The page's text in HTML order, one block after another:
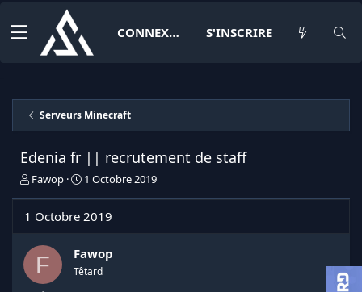
CONNEXION S'INSCRIRE
Serveurs Minecraft
Edenia fr || recrutement de staff
I
a
e
Fawop
D
e
e
d
é
1 Octobre 2019
1 Octobre 2019
F Fawop
Têtard